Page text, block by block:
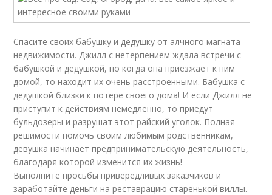
Спасите своих бабушку и дедушку от алчного магната
недвижимости. Джилл с нетерпением ждала встречи с
бабушкой и дедушкой, но когда она приезжает к ним
домой, то находит их очень расстроенными. Бабушка с
дедушкой близки к потере своего дома! И если Джилл не
приступит к действиям немедленно, то приедут
бульдозеры и разрушат этот райский уголок. Полная
решимости помочь своим любимым родственникам,
девушка начинает предпринимательскую деятельность,
благодаря которой изменится их жизнь!
Выполните просьбы привередливых заказчиков и
заработайте деньги на реставрацию старенькой виллы.